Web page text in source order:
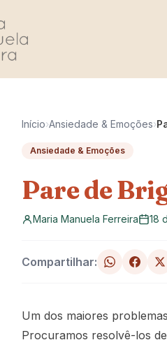
Início›Ansiedade & Emoções›
Ansiedade & Emoções
Pare de
Maria Manuela Ferreira 18
Compartilhar:
Um dos maiores
Procuramos resolvê-los